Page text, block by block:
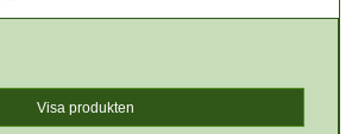
Visa produkten